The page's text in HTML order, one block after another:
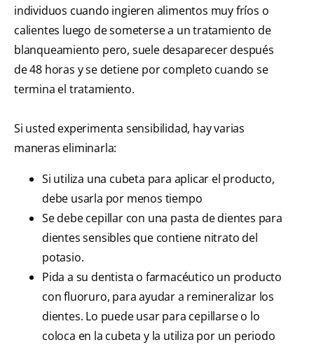
individuos cuando ingieren alimentos muy fríos o
calientes luego de someterse a un tratamiento de
blanqueamiento pero, suele desaparecer después
de 48 horas y se detiene por completo cuando se
termina el tratamiento.
Si usted experimenta sensibilidad, hay varias
maneras eliminarla:
Si utiliza una cubeta para aplicar el producto,
debe usarla por menos tiempo
Se debe cepillar con una pasta de dientes para
dientes sensibles que contiene nitrato del
potasio.
Pida a su dentista o farmacéutico un producto
con fluoruro, para ayudar a remineralizar los
dientes. Lo puede usar para cepillarse o lo
coloca en la cubeta y la utiliza por un periodo